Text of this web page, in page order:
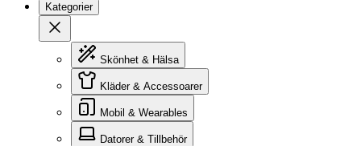
Kategorier
Stäng
Skönhet & Hälsa
Kläder & Accessoarer
Mobil & Wearables
Datorer & Tillbehör